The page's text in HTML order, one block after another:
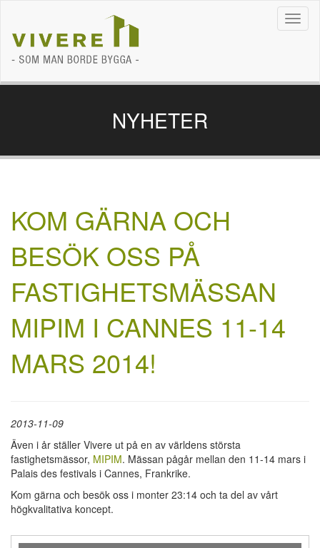
NYHETER
KOM GÄRNA OCH
BESÖK OSS PÅ
FASTIGHETSMÄSSAN
MIPIM I CANNES 11-14
MARS 2014!
2013-11-09
Även i år ställer Vivere ut på en av världens största
fastighetsmässor, MIPIM. Mässan pågår mellan den 11-14 mars i
Palais des festivals i Cannes, Frankrike.
Kom gärna och besök oss i monter 23:14 och ta del av vårt
högkvalitativa koncept.